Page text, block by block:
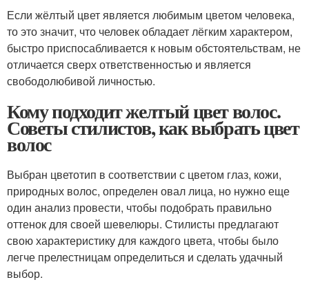
Если жёлтый цвет является любимым цветом человека,
то это значит, что человек обладает лёгким характером,
быстро приспосабливается к новым обстоятельствам, не
отличается сверх ответственностью и является
свободолюбивой личностью.
Кому подходит желтый цвет волос.
Советы стилистов, как выбрать цвет
волос
Выбран цветотип в соответствии с цветом глаз, кожи,
природных волос, определен овал лица, но нужно еще
один анализ провести, чтобы подобрать правильно
оттенок для своей шевелюры. Стилисты предлагают
свою характеристику для каждого цвета, чтобы было
легче прелестницам определиться и сделать удачный
выбор.